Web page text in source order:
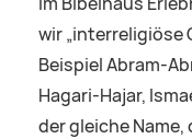
wir „interreligiöse
Beispiel Abram-
Hagari-Hajar,
der gleiche